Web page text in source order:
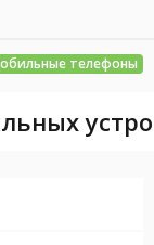
телефоны